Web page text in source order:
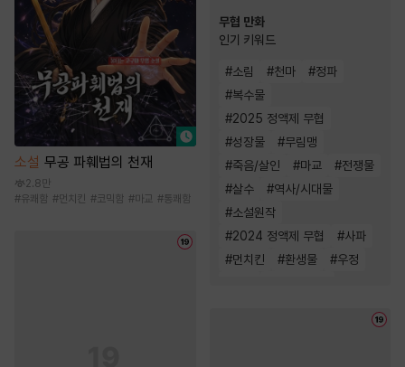
소설 무공 파훼법의 천재
2.8만
#유쾌함 #먼치킨 #코믹함 #마교 #통쾌함
무협 만화
인기 키워드
#소림 #천마 #정파
#복수물
#2025 정액제 무협
#성장물 #무림맹
#죽음/살인 #마교 #전쟁물
#살수 #역사/시대물
#소설원작
#2024 정액제 무협 #사파
#먼치킨 #환생물 #우정